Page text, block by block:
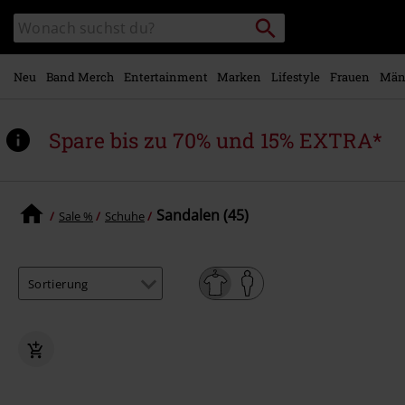
Hauptinhalt
springen
Katalog
durchsuchen
Packstation
suchen
Neu Band Merch Entertainment Marken Lifestyle Frauen
Spare bis zu 70% und 15% EXTRA*
Sale % Schuhe Sandalen (45)